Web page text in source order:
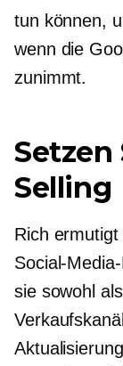
tun können,
wenn die
zunimmt.
Setzen
Selling
Rich
Social-
sie sowohl